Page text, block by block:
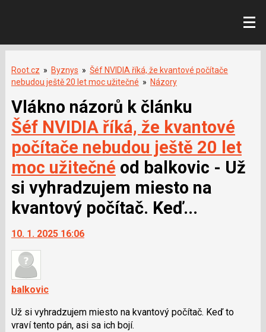
Root.cz » Byznys » Šéf NVIDIA říká, že kvantové počítače
nebudou ještě 20 let moc užitečné » Názory
Vlákno názorů k článku
Šéf NVIDIA říká, že kvantové
počítače nebudou ještě 20 let
moc užitečné od balkovic - Už
si vyhradzujem miesto na
kvantový počítač. Keď...
10. 1. 2025 16:06
balkovic
Už si vyhradzujem miesto na kvantový počítač. Keď to
vraví tento pán, asi sa ich bojí.